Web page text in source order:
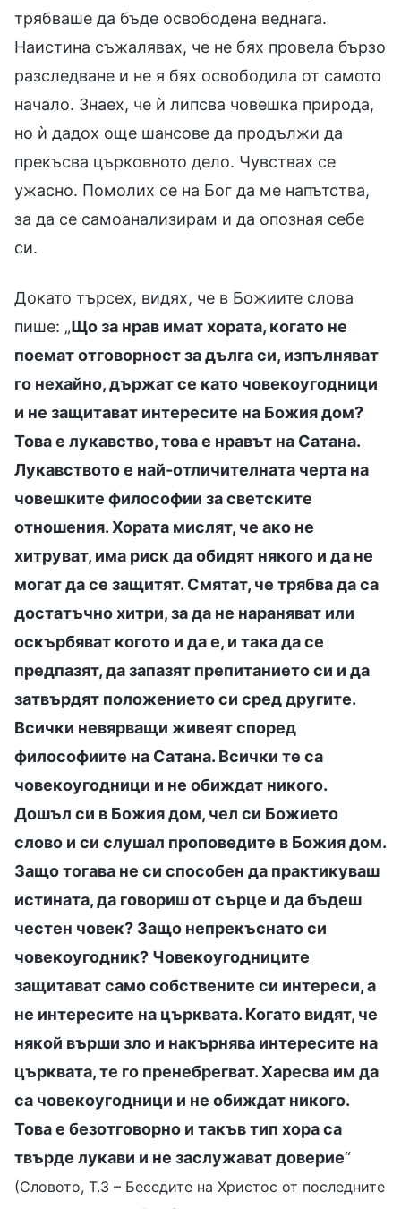
трябваше да бъде освободена веднага.
Наистина съжалявах, че не бях провела бързо
разследване и не я бях освободила от самото
начало. Знаех, че ѝ липсва човешка природа,
но ѝ дадох още шансове да продължи да
прекъсва църковното дело. Чувствах се
ужасно. Помолих се на Бог да ме напътства,
за да се самоанализирам и да опозная себе
си.
Докато търсех, видях, че в Божиите слова
пише: „Що за нрав имат хората, когато не
поемат отговорност за дълга си, изпълняват
го нехайно, държат се като човекоугодници
и не защитават интересите на Божия дом?
Това е лукавство, това е нравът на Сатана.
Лукавството е най-отличителната черта на
човешките философии за светските
отношения. Хората мислят, че ако не
хитруват, има риск да обидят някого и да не
могат да се защитят. Смятат, че трябва да са
достатъчно хитри, за да не нараняват или
оскърбяват когото и да е, и така да се
предпазят, да запазят препитанието си и да
затвърдят положението си сред другите.
Всички невярващи живеят според
философиите на Сатана. Всички те са
човекоугодници и не обиждат никого.
Дошъл си в Божия дом, чел си Божието
слово и си слушал проповедите в Божия дом.
Защо тогава не си способен да практикуваш
истината, да говориш от сърце и да бъдеш
честен човек? Защо непрекъснато си
човекоугодник? Човекоугодниците
защитават само собствените си интереси, а
не интересите на църквата. Когато видят, че
някой върши зло и накърнява интересите на
църквата, те го пренебрегват. Харесва им да
са човекоугодници и не обиждат никого.
Това е безотговорно и такъв тип хора са
твърде лукави и не заслужават доверие“
(Словото, Т.3 – Беседите на Христос от последните